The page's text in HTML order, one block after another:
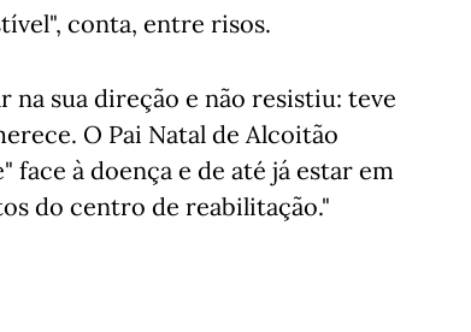
conta, entre risos.
na sua direção e não resistiu: teve
O Pai Natal de Alcoitão
à doença e de até já estar em
do centro de reabilitação."